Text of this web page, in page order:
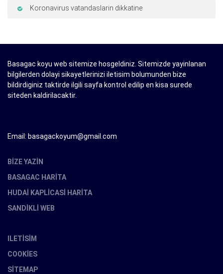
Koronavirus vatandaslarin dikkatine
Basagac koyu web sitemize hosgeldiniz. Sitemizde yayinlanan
bilgilerden dolayi sikayetlerinizi iletisim bolumunden bize
bildirdiginiz taktirde ilgili sayfa kontrol edilip en kisa surede
siteden kaldirilacaktir.
Email: basagackoyum@gmail.com
BIZE YAZIN
BASAGAC HARITA
HUDAI KAPLICASI HARITA
SANDIKLI WEB
ILETISIM
COOKIES
SITEMAP